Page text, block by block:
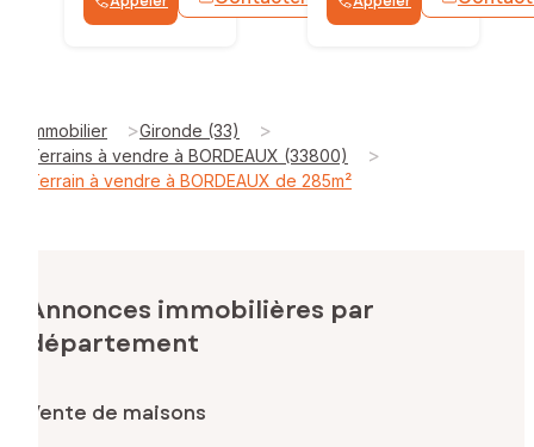
Immobilier >Gironde (33) >
Terrains à vendre à BORDEAUX (33800) >
Terrain à vendre à BORDEAUX de 285m²
Annonces immobilières par
département
Vente de maisons